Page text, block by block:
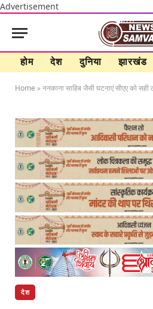
Advertisement
होम देश दुनिया झारखंड
Home »ननकाना साहिब जैसी घटनाएं सीएए को सही
देश